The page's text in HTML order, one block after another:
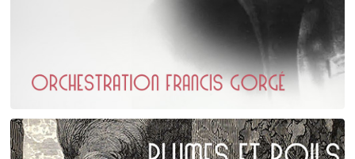
Erik Satie